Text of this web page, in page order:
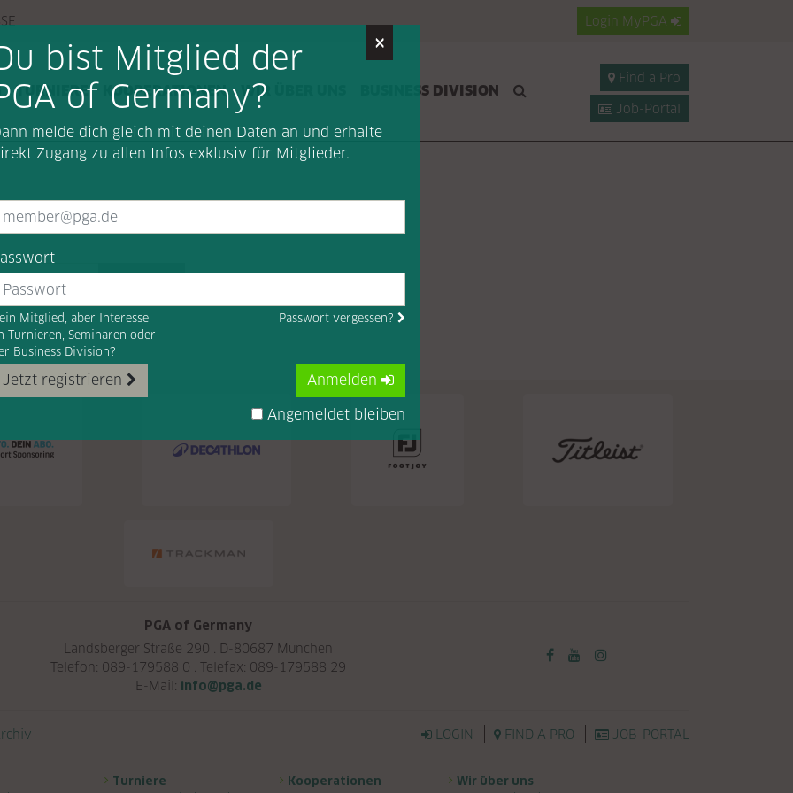
Login MyPGA
TURNIERE KOOPERATIONEN WIR ÜBER UNS BUSINESS DIVISION
Find a Pro
Job-Portal
Suchen
×
bist Mitglied der
of Germany?
melde dich gleich mit deinen Daten an und erhalte
Zugang zu allen Infos exklusiv für Mitglieder.
Mitglied, aber Interesse
Turnieren, Seminaren oder
Business Division?
Passwort vergessen?
Jetzt registrieren Anmelden
Angemeldet bleiben
PGA of Germany
Landsberger Straße 290 . D-80687 München
Telefon: 089-179588 0 . Telefax: 089-179588 29
E-Mail:
info@pga.de
LOGIN FIND A PRO JOB-PORTAL
Turniere
Kooperationen
Wir über uns